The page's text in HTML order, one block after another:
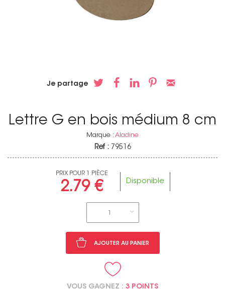
Je partage
Lettre G en bois médium 8 cm
Marque : Aladine
Ref : 79516
PRIX POUR 1 PIÈCE
2.79 € Disponible
AJOUTER AU PANIER
VOUS GAGNEZ : 3 POINTS